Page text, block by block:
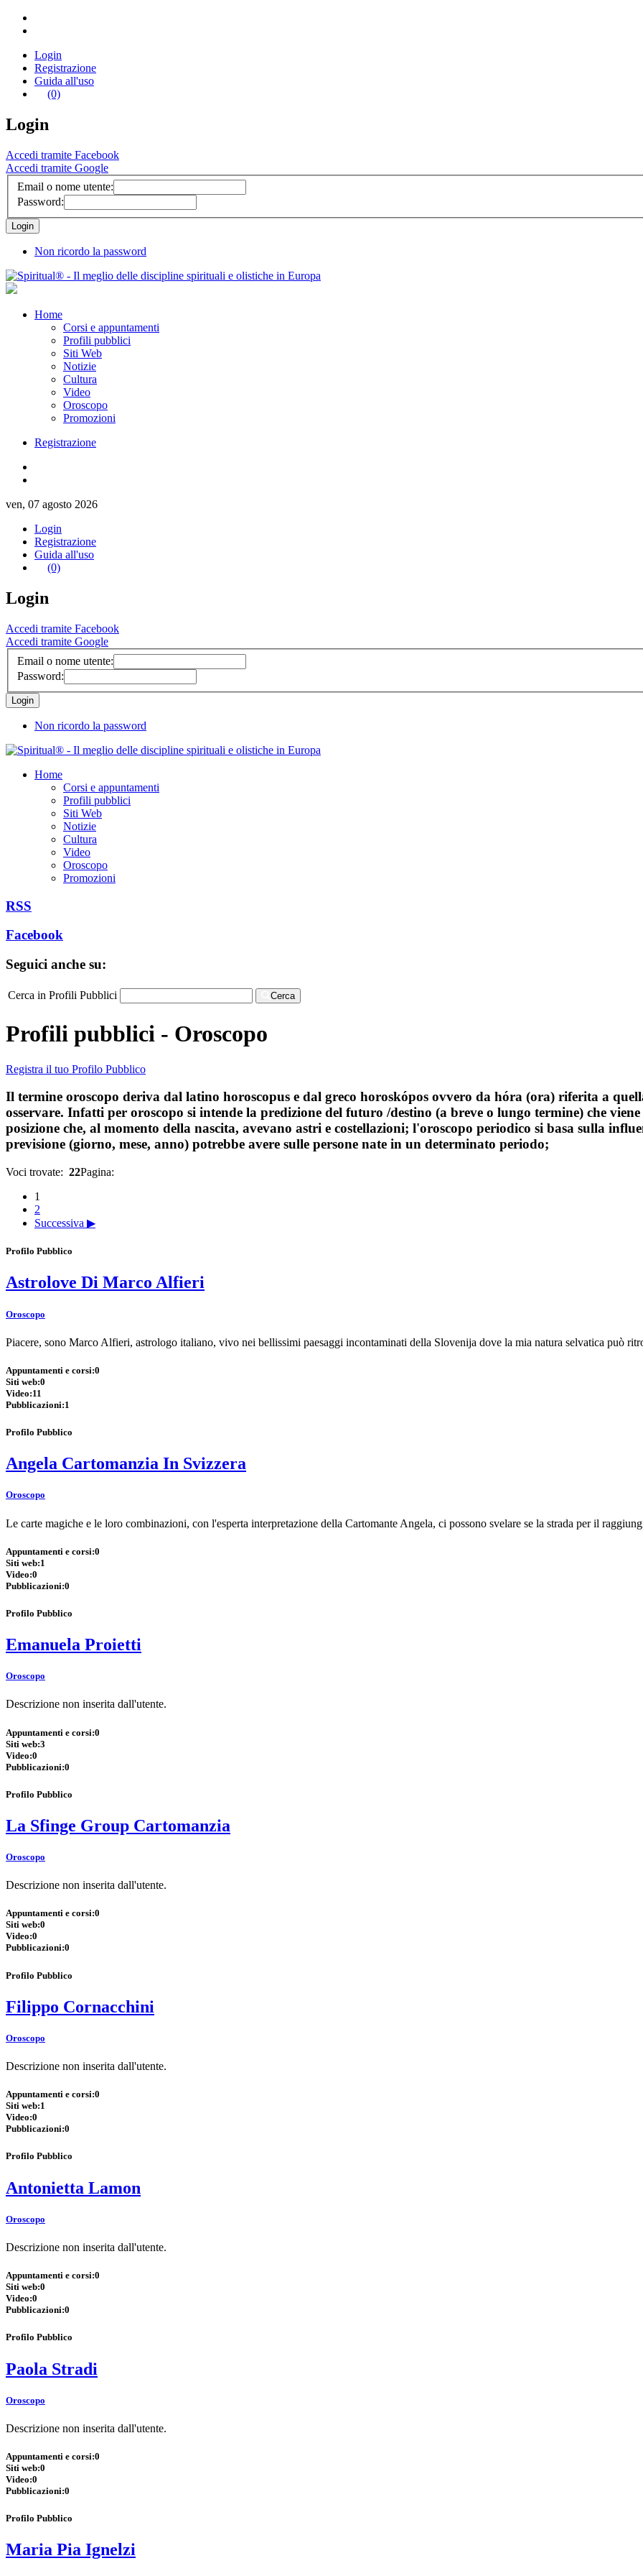
Login
Registrazione
Guida all'uso
(0)
Login
Accedi tramite Facebook
Accedi tramite Google
Email o nome utente:
Password:
Non ricordo la password
Home
Corsi e appuntamenti
Profili pubblici
Siti Web
Notizie
Cultura
Video
Oroscopo
Promozioni
Registrazione
ven, 07 agosto 2026
Login
Registrazione
Guida all'uso
(0)
Login
Accedi tramite Facebook
Accedi tramite Google
Email o nome utente:
Password:
Non ricordo la password
Home
Corsi e appuntamenti
Profili pubblici
Siti Web
Notizie
Cultura
Video
Oroscopo
Promozioni
RSS
Facebook
Seguici anche su:
Cerca in Profili Pubblici Cerca
Profili pubblici - Oroscopo
Registra il tuo Profilo Pubblico
Il termine oroscopo deriva dal latino horoscopus e dal greco horoskópos ovvero da hóra (ora) riferita a
osservare. Infatti per oroscopo si intende la predizione del futuro /destino (a breve o lungo termine) che
posizione che, al momento della nascita, avevano astri e costellazioni; l'oroscopo periodico si basa sulla
previsione (giorno, mese, anno) potrebbe avere sulle persone nate in un determinato periodo;
Voci trovate: 22Pagina:
1
2
Successiva ▶
Profilo Pubblico
Astrolove Di Marco Alfieri
Oroscopo
Piacere, sono Marco Alfieri, astrologo italiano, vivo nei bellissimi paesaggi incontaminati della Slovenija dove la mia natura selvatica può
Appuntamenti e corsi:0
Siti web:0
Video:11
Pubblicazioni:1
Profilo Pubblico
Angela Cartomanzia In Svizzera
Oroscopo
Le carte magiche e le loro combinazioni, con l'esperta interpretazione della Cartomante Angela, ci possono svelare se la strada per il
Appuntamenti e corsi:0
Siti web:1
Video:0
Pubblicazioni:0
Profilo Pubblico
Emanuela Proietti
Oroscopo
Descrizione non inserita dall'utente.
Appuntamenti e corsi:0
Siti web:3
Video:0
Pubblicazioni:0
Profilo Pubblico
La Sfinge Group Cartomanzia
Oroscopo
Descrizione non inserita dall'utente.
Appuntamenti e corsi:0
Siti web:0
Video:0
Pubblicazioni:0
Profilo Pubblico
Filippo Cornacchini
Oroscopo
Descrizione non inserita dall'utente.
Appuntamenti e corsi:0
Siti web:1
Video:0
Pubblicazioni:0
Profilo Pubblico
Antonietta Lamon
Oroscopo
Descrizione non inserita dall'utente.
Appuntamenti e corsi:0
Siti web:0
Video:0
Pubblicazioni:0
Profilo Pubblico
Paola Stradi
Oroscopo
Descrizione non inserita dall'utente.
Appuntamenti e corsi:0
Siti web:0
Video:0
Pubblicazioni:0
Profilo Pubblico
Maria Pia Ignelzi